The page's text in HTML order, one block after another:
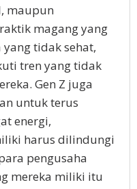
maupun
magang yang
tidak sehat,
tren yang tidak
Gen Z juga
untuk terus
energi,
harus dilindungi
pengusaha
mereka miliki itu